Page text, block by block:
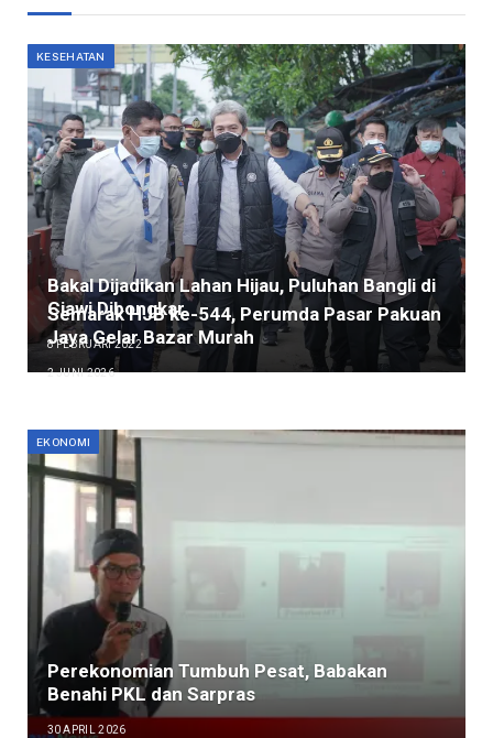
KESEHATAN
Bakal Dijadikan Lahan Hijau, Puluhan Bangli di
Ciawi Dibongkar
8 FEBRUARI 2022
Semarak HJB ke-544, Perumda Pasar Pakuan
Jaya Gelar Bazar Murah
2 JUNI 2026
EKONOMI
Perekonomian Tumbuh Pesat, Babakan
Benahi PKL dan Sarpras
30 APRIL 2026